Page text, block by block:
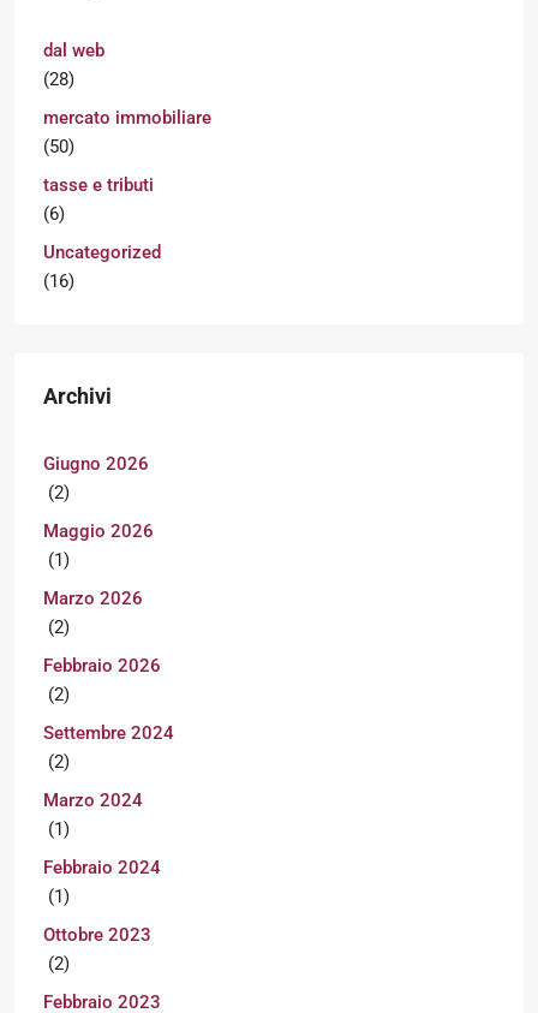
dal web
(28)
mercato immobiliare
(50)
tasse e tributi
(6)
Uncategorized
(16)
Archivi
Giugno 2026
(2)
Maggio 2026
(1)
Marzo 2026
(2)
Febbraio 2026
(2)
Settembre 2024
(2)
Marzo 2024
(1)
Febbraio 2024
(1)
Ottobre 2023
(2)
Febbraio 2023